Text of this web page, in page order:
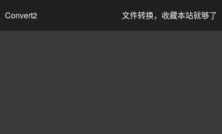
Convert2 文件转换，收藏本站就够了